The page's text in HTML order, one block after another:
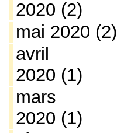
2020 (2)
mai 2020 (2)
avril
2020 (1)
mars
2020 (1)